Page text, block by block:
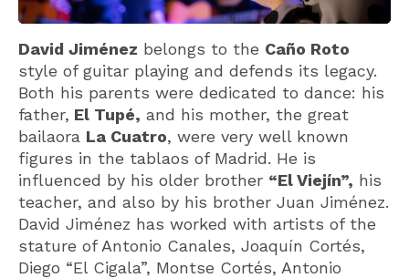
David Jiménez belongs to the Caño Roto
style of guitar playing and defends its legacy.
Both his parents were dedicated to dance: his
father, El Tupé, and his mother, the great
bailaora La Cuatro, were very well known
figures in the tablaos of Madrid. He is
influenced by his older brother “El Viejín”, his
teacher, and also by his brother Juan Jiménez.
David Jiménez has worked with artists of the
stature of Antonio Canales, Joaquín Cortés,
Diego “El Cigala”, Montse Cortés, Antonio